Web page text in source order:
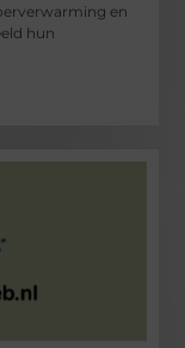
en
hun